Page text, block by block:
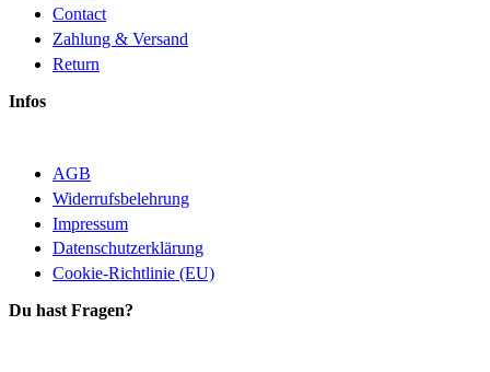
Contact
Zahlung & Versand
Return
Infos
AGB
Widerrufsbelehrung
Impressum
Datenschutzerklärung
Cookie-Richtlinie (EU)
Du hast Fragen?